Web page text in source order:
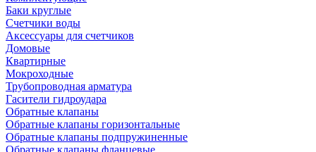
Баки круглые
Счетчики воды
Аксессуары для счетчиков
Домовые
Квартирные
Мокроходные
Трубопроводная арматура
Гасители гидроудара
Обратные клапаны
Обратные клапаны горизонтальные
Обратные клапаны подпружиненные
Обратные клапаны фланцевые